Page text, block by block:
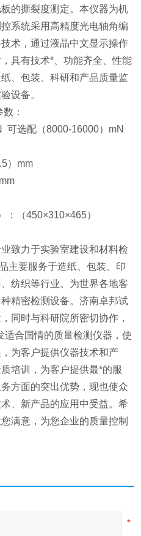
的撕裂度测定。本仪器为机
系统采用高精度光电轴角编
术，通过液晶中文显示操作
具有技术*、功能齐全、性能
、包装、科研和产品质量监
设备。
：
可选配（8000-16000） mN
）mm
：（450×310×465）
致力于实验室建设和材料检
主要服务于造纸、包装、印
纺织等行业。为世界各地客
精密检测设备。济南卓邦试
同时与科研院所密切协作，
适合国情的质量检测仪器，使
为客户提供仪器技术和产
培训，为客户提供最*的服
方面的突出优势，现也使众
、新产品的应用中受益。希
满意，为您企业的质量控制